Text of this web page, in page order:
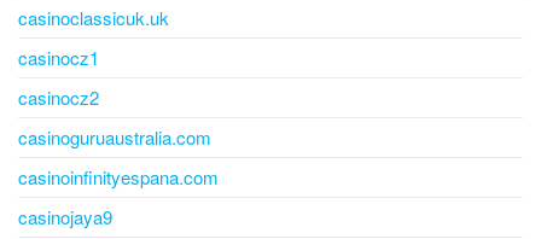
casinoclassicuk.uk
casinocz1
casinocz2
casinoguruaustralia.com
casinoinfinityespana.com
casinojaya9